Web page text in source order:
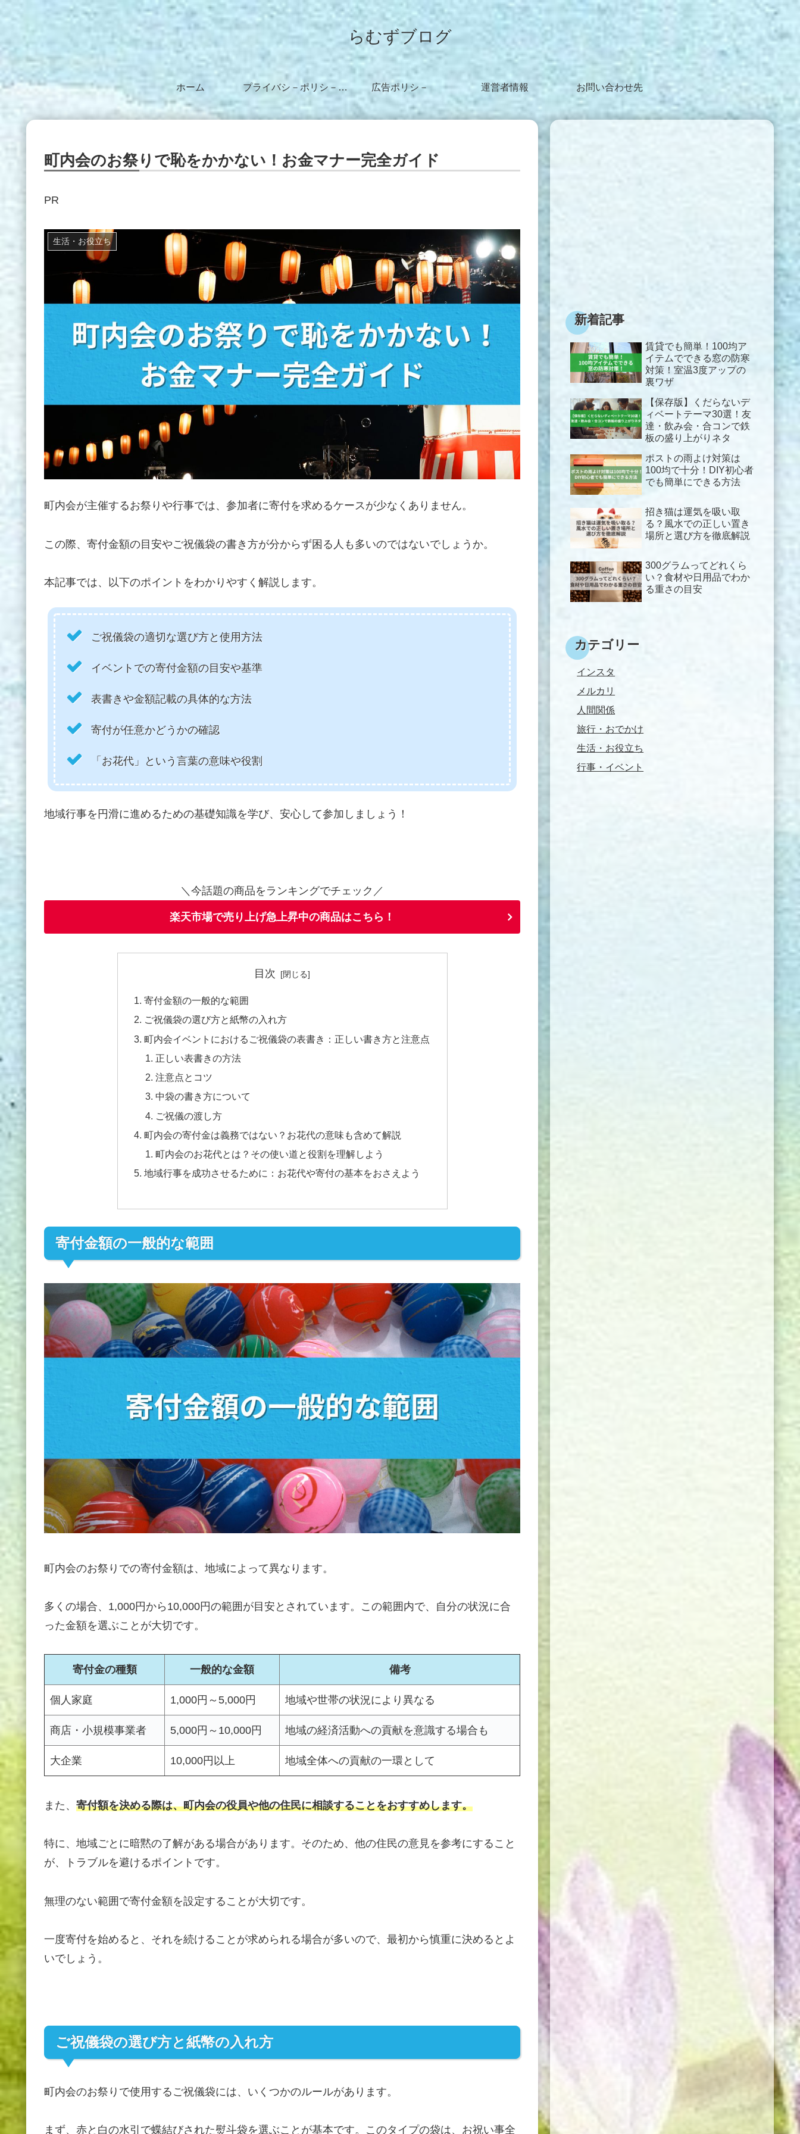
らむずブログ
ホーム プライバシ－ポリシ－・免責事項 広告ポリシ－ 運営者情報 お問い合わせ先
町内会のお祭りで恥をかかない！お金マナー完全ガイド
PR
生活・お役立ち
町内会が主催するお祭りや行事では、参加者に寄付を求めるケースが少なくありません。
この際、寄付金額の目安やご祝儀袋の書き方が分からず困る人も多いのではないでしょうか。
本記事では、以下のポイントをわかりやすく解説します。
ご祝儀袋の適切な選び方と使用方法
イベントでの寄付金額の目安や基準
表書きや金額記載の具体的な方法
寄付が任意かどうかの確認
「お花代」という言葉の意味や役割
地域行事を円滑に進めるための基礎知識を学び、安心して参加しましょう！
＼今話題の商品をランキングでチェック／
楽天市場で売り上げ急上昇中の商品はこちら！
目次
寄付金額の一般的な範囲
ご祝儀袋の選び方と紙幣の入れ方
町内会イベントにおけるご祝儀袋の表書き：正しい書き方と注意点
正しい表書きの方法
注意点とコツ
中袋の書き方について
ご祝儀の渡し方
町内会の寄付金は義務ではない？お花代の意味も含めて解説
町内会のお花代とは？その使い道と役割を理解しよう
地域行事を成功させるために：お花代や寄付の基本をおさえよう
寄付金額の一般的な範囲
町内会のお祭りでの寄付金額は、地域によって異なります。
多くの場合、1,000円から10,000円の範囲が目安とされています。この範囲内で、自分の状況に合
った金額を選ぶことが大切です。
寄付金の種類 一般的な金額 備考
個人家庭 1,000円～5,000円 地域や世帯の状況により異なる
商店・小規模事業者 5,000円～10,000円 地域の経済活動への貢献を意識する場合も
大企業 10,000円以上 地域全体への貢献の一環として
また、 寄付額を決める際は、町内会の役員や他の住民に相談することをおすすめします。
特に、地域ごとに暗黙の了解がある場合があります。そのため、他の住民の意見を参考にすること
が、トラブルを避けるポイントです。
無理のない範囲で寄付金額を設定することが大切です。
一度寄付を始めると、それを続けることが求められる場合が多いので、最初から慎重に決めるとよ
いでしょう。
ご祝儀袋の選び方と紙幣の入れ方
町内会のお祭りで使用するご祝儀袋には、いくつかのルールがあります。
まず、赤と白の水引で蝶結びされた熨斗袋を選ぶことが基本です。このタイプの袋は、お祝い事全
新着記事
賃貸でも簡単！100均ア
イテムでできる窓の防寒
対策！室温3度アップの
裏ワザ
【保存版】くだらないデ
ィベートテーマ30選！友
達・飲み会・合コンで鉄
板の盛り上がりネタ
ポストの雨よけ対策は
100均で十分！DIY初心者
でも簡単にできる方法
招き猫は運気を吸い取
る？風水での正しい置き
場所と選び方を徹底解説
300グラムってどれくら
い？食材や日用品でわか
る重さの目安
カテゴリー
インスタ
メルカリ
人間関係
旅行・おでかけ
生活・お役立ち
行事・イベント